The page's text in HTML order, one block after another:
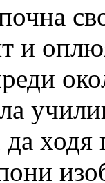
и
ходя